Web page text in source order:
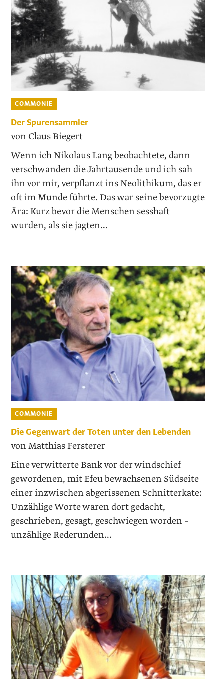
COMMONIE
Der Spurensammler
von Claus Biegert
Wenn ich Nikolaus Lang beobachtete, dann
verschwanden die Jahrtausende und ich sah
ihn vor mir, verpflanzt ins Neolithikum, das er
oft im Munde führte. Das war seine bevorzugte
Ära: Kurz bevor die Menschen sesshaft
wurden, als sie jagten...
COMMONIE
Die Gegenwart der Toten unter den Lebenden
von Matthias Fersterer
Eine verwitterte Bank vor der windschief
gewordenen, mit Efeu bewachsenen Südseite
einer inzwischen abgerissenen Schnitterkate:
Unzählige Worte waren dort gedacht,
geschrieben, gesagt, geschwiegen worden –
unzählige Rederunden...